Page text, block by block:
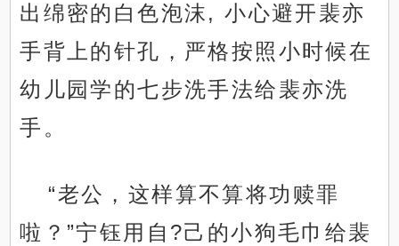
出绵密的白色泡沫, 小心避开裴亦
手背上的针孔，严格按照小时候在
幼儿园学的七步洗手法给裴亦洗
手。
“老公，这样算不算将功赎罪
啦？”宁钰用自?己的小狗毛巾给裴